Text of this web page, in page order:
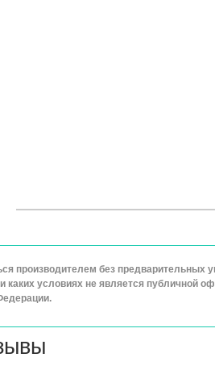
производителем без предварительных
условиях не является публичной